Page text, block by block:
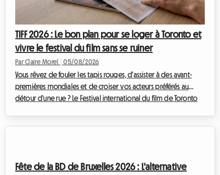
TIFF 2026 : Le bon plan pour se loger à Toronto et
vivre le festival du film sans se ruiner
Par Claire Morel 05/08/2026
Vous rêvez de fouler les tapis rouges, d'assister à des avant-
premières mondiales et de croiser vos acteurs préférés au
détour d'une rue ? Le Festival international du film de Toronto
pied-à-terre con...
Fête de la BD de Bruxelles 2026 : L'alternative